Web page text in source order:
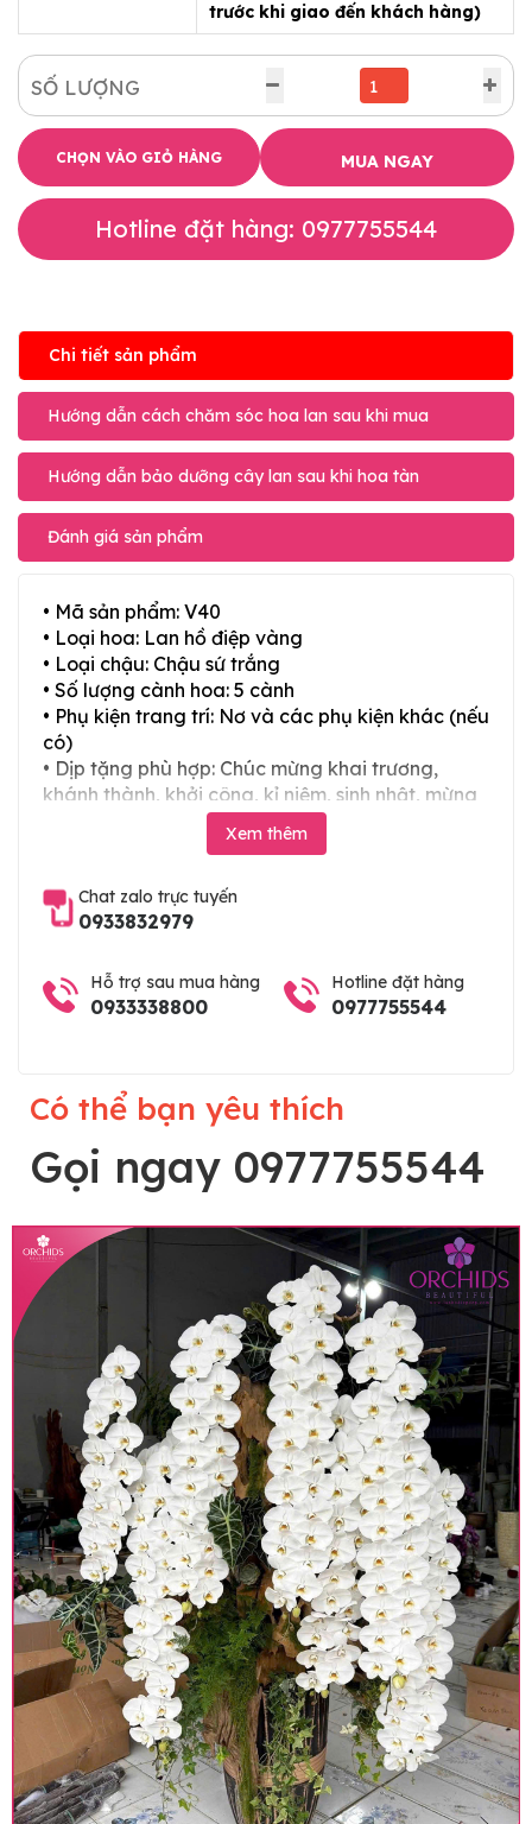
trước khi giao đến khách hàng)
SỐ LƯỢNG
CHỌN VÀO GIỎ HÀNG MUA NGAY
Hotline đặt hàng: 0977755544
Chi tiết sản phẩm
Hướng dẫn cách chăm sóc hoa lan sau khi mua
Hướng dẫn bảo dưỡng cây lan sau khi hoa tàn
Đánh giá sản phẩm
• Mã sản phẩm: V40
• Loại hoa: Lan hồ điệp vàng
• Loại chậu: Chậu sứ trắng
• Số lượng cành hoa: 5 cành
• Phụ kiện trang trí: Nơ và các phụ kiện khác (nếu
có)
• Dịp tặng phù hợp: Chúc mừng khai trương,
khánh thành, khởi công, kỉ niệm, sinh nhật, mừng
thọ, mừng cưới, tân gia và các ngày lễ tết trong
Lưu ý trước khi đặt hàng
• Về cây hoa: Một chậu hoa lan hồ điệp đẹp và
hoàn chỉnh sẽ được phối ghép từ nhiều cây hoa
và tạo dáng hoàn toàn thủ công nên có thể sẽ
khác nhau đôi chút giữa sản phẩm thực tế và
trên hình. Cây hoa lan còn phụ thuộc theo mùa
và điều kiện khách quan, tùy vào thời điểm hoa
nở nhiều, nở ít khi shop có sẵn nên sẽ thay đổi về
độ dầy hoa, thưa hoa và cách trang trí.
• Về kiểu dáng & phụ kiện: Beautiful Orchids cam
kết sản phẩm được thực hiện dựa trên mẫu đã
chọn với mức độ giống mẫu khoảng 80-90%, nếu
có thay đổi về màu sắc hoa và kiểu chậu cũng
như phụ kiện trang trí chúng tôi sẽ chủ động liên
lạc với khách hàng để thông báo và tư vấn loại
hoa và phụ kiện thay thế, vẫn giữ nguyên mức
giá không thay đổi. Trường hợp không đủ thời
gian hoặc không liên lạc được với người
Xem thêm
Chat zalo trực tuyến
0933832979
Hỗ trợ sau mua hàng
0933338800
Hotline đặt hàng
0977755544
Có thể bạn yêu thích
Gọi ngay 0977755544